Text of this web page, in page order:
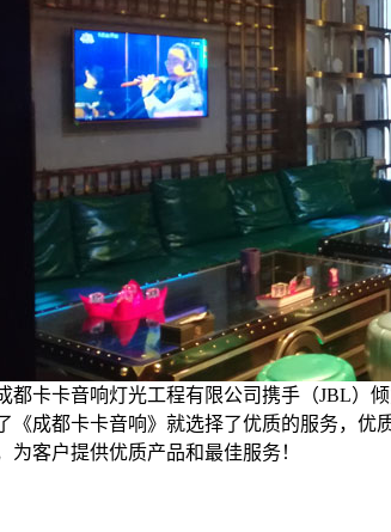
都卡卡音响灯光工程有限公司携手（JBL）
《成都卡卡音响》就选择了优质的服务，优
为客户提供优质产品和最佳服务！